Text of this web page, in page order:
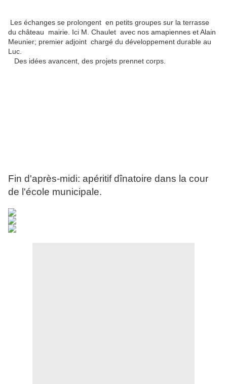
Les échanges se prolongent en petits groupes sur la terrasse
du château mairie. Ici M. Chaulet avec nos amapiennes et Alain
Meunier; premier adjoint chargé du développement durable au
Luc.
Des idées avancent, des projets prennet corps.
Fin d'après-midi: apéritif dînatoire dans la cour
de l'école municipale.